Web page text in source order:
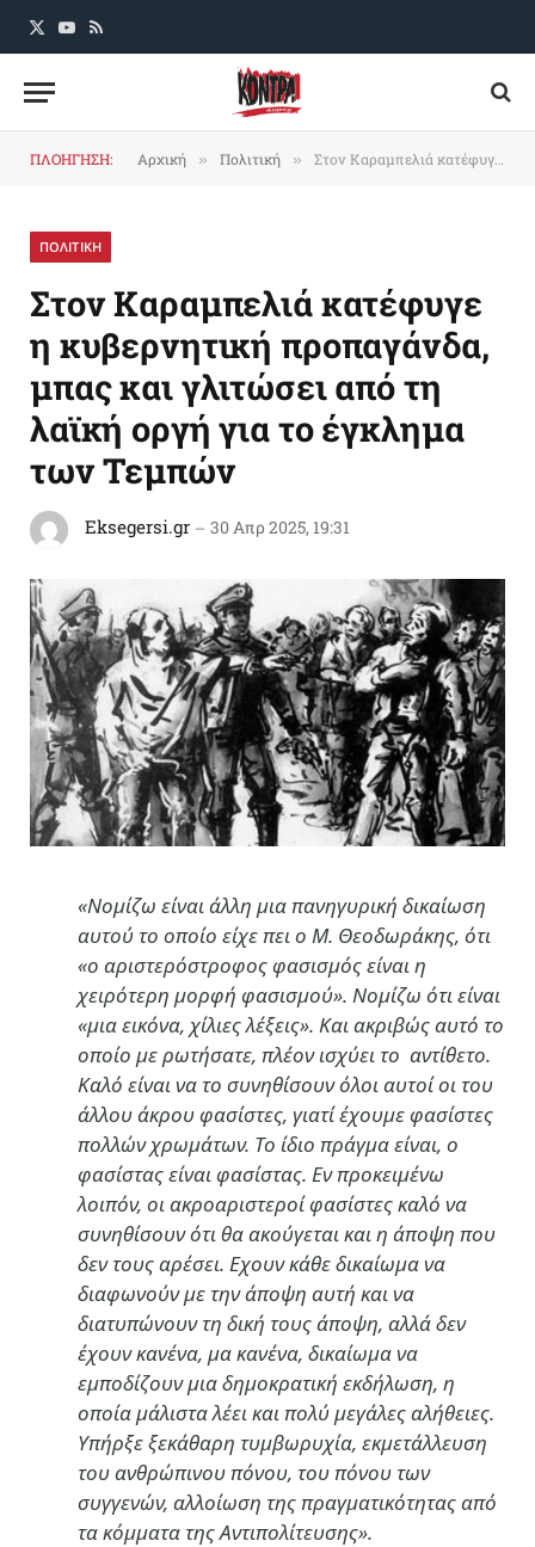
X
YouTube
RSS
ΠΛΟΗΓΗΣΗ: Αρχική » Πολιτική » Στον Καραμπελιά κατέφυγε η κυβερνητική προπαγάνδα, μπας και γλιτώσει από τη λαϊκή οργή για το έγκλημα των Τεμπών
ΠΟΛΙΤΙΚΗ
Στον Καραμπελιά κατέφυγε
η κυβερνητική προπαγάνδα,
μπας και γλιτώσει από τη
λαϊκή οργή για το έγκλημα
των Τεμπών
Eksegersi.gr 30 Απρ 2025, 19:31
«Νομίζω είναι άλλη μια πανηγυρική δικαίωση
αυτού το οποίο είχε πει ο Μ. Θεοδωράκης, ότι
«ο αριστερόστροφος φασισμός είναι η
χειρότερη μορφή φασισμού». Νομίζω ότι είναι
«μια εικόνα, χίλιες λέξεις». Και ακριβώς αυτό το
οποίο με ρωτήσατε, πλέον ισχύει το αντίθετο.
Καλό είναι να το συνηθίσουν όλοι αυτοί οι του
άλλου άκρου φασίστες, γιατί έχουμε φασίστες
πολλών χρωμάτων. Το ίδιο πράγμα είναι, ο
φασίστας είναι φασίστας. Εν προκειμένω
λοιπόν, οι ακροαριστεροί φασίστες καλό να
συνηθίσουν ότι θα ακούγεται και η άποψη που
δεν τους αρέσει. Εχουν κάθε δικαίωμα να
διαφωνούν με την άποψη αυτή και να
διατυπώνουν τη δική τους άποψη, αλλά δεν
έχουν κανένα, μα κανένα, δικαίωμα να
εμποδίζουν μια δημοκρατική εκδήλωση, η
οποία μάλιστα λέει και πολύ μεγάλες αλήθειες.
Υπήρξε ξεκάθαρη τυμβωρυχία, εκμετάλλευση
του ανθρώπινου πόνου, του πόνου των
συγγενών, αλλοίωση της πραγματικότητας από
τα κόμματα της Αντιπολίτευσης».